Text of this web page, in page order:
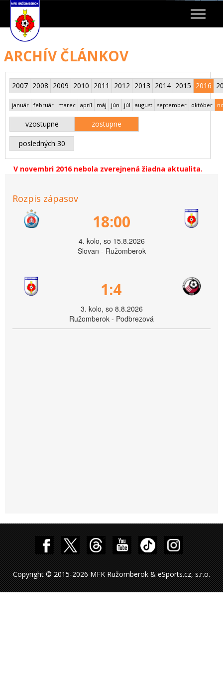
Toggle
ARCHÍV ČLÁNKOV
2007 2008 2009 2010 2011 2012 2013 2014 2015 2016
január február marec apríl máj jún júl august september október
vzostupne zostupne
posledných 30
V novembri 2016 nebola zverejnená žiadna aktualita.
Rozpis zápasov
18:00
4. kolo, so 15.8.2026
Slovan - Ružomberok
1:4
3. kolo, so 8.8.2026
Ružomberok - Podbrezová
Copyright © 2015-2026 MFK Ružomberok & eSports.cz, s.r.o.